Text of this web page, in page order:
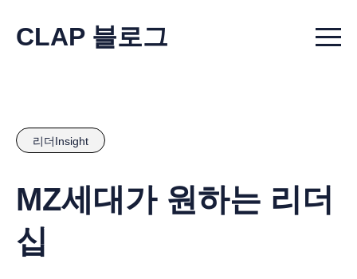
CLAP 블로그 Menu
리더Insight
MZ세대가 원하는 리더
십